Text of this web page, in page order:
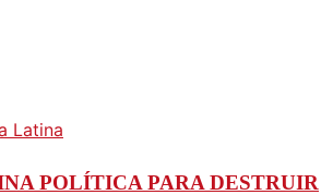
Latina
POLÍTICA PARA DESTRUIR